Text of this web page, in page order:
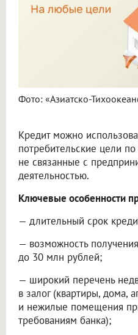
Фото: «Азиатско-
Кредит можно
потребительские цели
не связанные с
деятельностью.
Ключевые особенности
— длительный срок
— возможность
до 30 млн рублей;
— широкий перечень
в залог (квартиры, дома,
и нежилые помещения
требованиям банка);